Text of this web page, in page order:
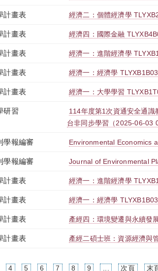
計畫表 經濟二：個體經濟學
計畫表 經濟四：國際金融
計畫表 經濟一：進階經濟學
計畫表 經濟一：經濟學
計畫表 經濟一：大學學習
研習
114年度第1次資通安全通
台非同步學習（2025-06-03
學報編審 Environmental Economics
學報編審 Journal of Environmental
計畫表 經濟一：進階經濟學
計畫表 經濟一：經濟學
計畫表 產經四：環境變遷與永續發
計畫表 產經二碩士班：資源經濟與
4 5 6 7 8 9 次頁 末